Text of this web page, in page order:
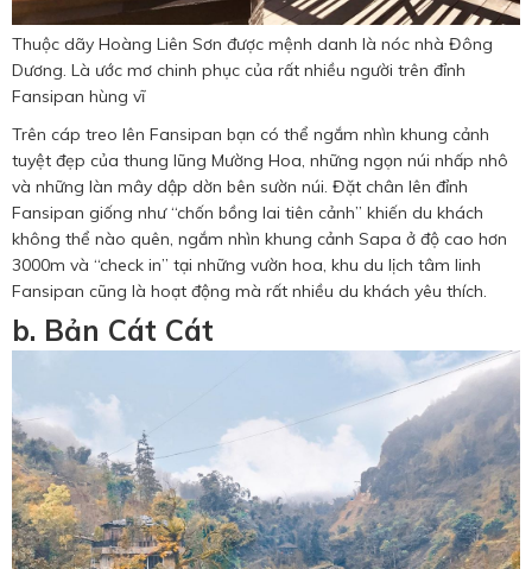
Thuộc dãy Hoàng Liên Sơn được mệnh danh là nóc nhà Đông
Dương. Là ước mơ chinh phục của rất nhiều người trên đỉnh
Fansipan hùng vĩ
Trên cáp treo lên Fansipan bạn có thể ngắm nhìn khung cảnh
tuyệt đẹp của thung lũng Mường Hoa, những ngọn núi nhấp nhô
và những làn mây dập dờn bên sườn núi. Đặt chân lên đỉnh
Fansipan giống như “chốn bồng lai tiên cảnh” khiến du khách
không thể nào quên, ngắm nhìn khung cảnh Sapa ở độ cao hơn
3000m và “check in” tại những vườn hoa, khu du lịch tâm linh
Fansipan cũng là hoạt động mà rất nhiều du khách yêu thích.
b. Bản Cát Cát